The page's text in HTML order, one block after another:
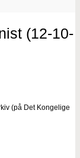
(12-10-
(på Det Kongelige